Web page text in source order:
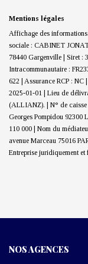
Mentions légales
Affichage des
sociale : CABINET
78440 Gargenville | Siret :
Intracommunautaire :
622 | Assurance RCP : NC |
2025-01-01 | Lieu de
(ALLIANZ). | N° de caisse
Georges Pompidou 92300
110 000 | Nom du
avenue Marceau 75016
Entreprise juridiquement et
NOS AGENCES